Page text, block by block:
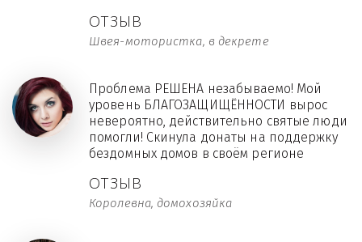
ОТЗЫВ
Швея-мотористка, в декрете
ОТЗЫВ
Королевна, домохозяйка
Проблема РЕШЕНА незабываемо! Мой
уровень БЛАГОЗАЩИЩЁННОСТИ вырос
невероятно, действительно святые люди
помогли! Скинула донаты на поддержку
бездомных домов в своём регионе